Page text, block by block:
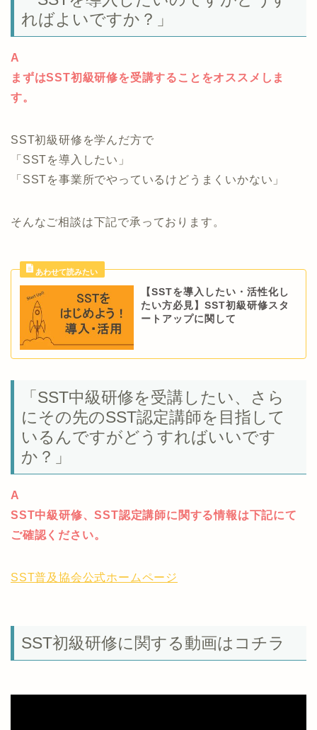
ればよいですか？」
A
まずはSST初級研修を受講することをオススメしま
す。
SST初級研修を学んだ方で
「SSTを導入したい」
「SSTを事業所でやっているけどうまくいかない」
そんなご相談は下記で承っております。
【SSTを導入したい・活性化し
たい方必見】SST初級研修スタ
ートアップに関して
「SST中級研修を受講したい、さら
にその先のSST認定講師を目指して
いるんですがどうすればいいです
か？」
A
SST中級研修、SST認定講師に関する情報は下記にて
ご確認ください。
SST普及協会公式ホームページ
SST初級研修に関する動画はコチラ